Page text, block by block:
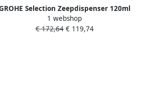
Selection Zeepdispenser 120ml
vulhoeveelheid glas metaal warm
sunset geborsteld(past in houder 41
1 webshop
€ 172,64€ 119,74